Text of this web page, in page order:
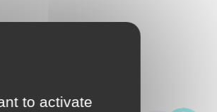
to activate